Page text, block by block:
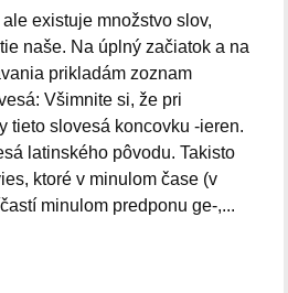
existuje množstvo slov,
naše. Na úplný začiatok a na
prikladám zoznam
Všimnite si, že pri
tieto slovesá koncovku -ieren.
latinského pôvodu. Takisto
ktoré v minulom čase (v
minulom predponu ge-,...